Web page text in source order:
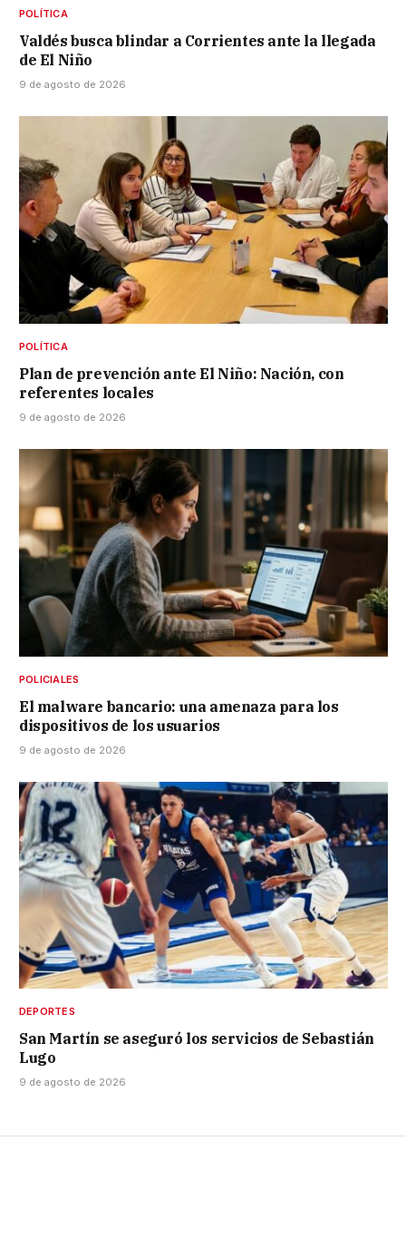
POLÍTICA
Valdés busca blindar a Corrientes ante la llegada
de El Niño
9 de agosto de 2026
POLÍTICA
Plan de prevención ante El Niño: Nación, con
referentes locales
9 de agosto de 2026
POLICIALES
El malware bancario: una amenaza para los
dispositivos de los usuarios
9 de agosto de 2026
DEPORTES
San Martín se aseguró los servicios de Sebastián
Lugo
9 de agosto de 2026